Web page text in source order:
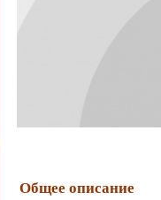
Общее описание